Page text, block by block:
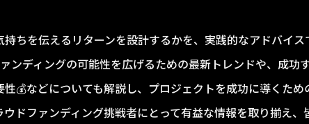
ちを伝えるリターンを設計するかを、実践的なアドバイ
ンディングの可能性を広げるための最新トレンドや、成功
💰などについても解説し、プロジェクトを成功に導くた
ドファンディング挑戦者にとって有益な情報を取り揃え